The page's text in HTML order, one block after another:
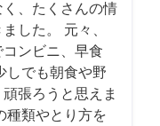
、たくさんの情
した。 元々、
ンビニ、早食
しでも朝食や野
張ろうと思えま
種類やとり方を